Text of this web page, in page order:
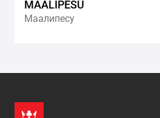
MAALIPESU
Маалипесу